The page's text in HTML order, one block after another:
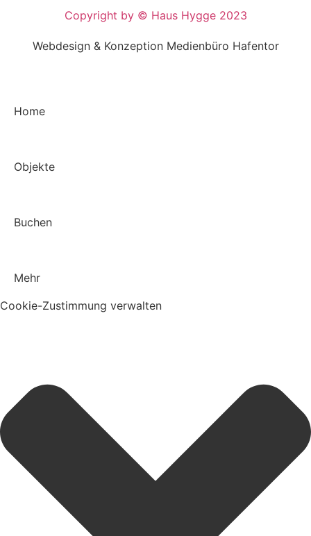
Copyright by © Haus Hygge 2023
Webdesign & Konzeption Medienbüro Hafentor
Home
Objekte
Buchen
Mehr
Cookie-Zustimmung verwalten